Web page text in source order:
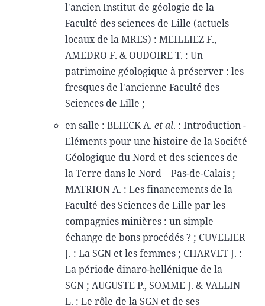
l'ancien Institut de géologie de la
Faculté des sciences de Lille (actuels
locaux de la MRES) : MEILLIEZ F.,
AMEDRO F. & OUDOIRE T. : Un
patrimoine géologique à préserver : les
fresques de l'ancienne Faculté des
Sciences de Lille ;
en salle : BLIECK A. et al. : Introduction -
Eléments pour une histoire de la Société
Géologique du Nord et des sciences de
la Terre dans le Nord – Pas-de-Calais ;
MATRION A. : Les financements de la
Faculté des Sciences de Lille par les
compagnies minières : un simple
échange de bons procédés ? ; CUVELIER
J. : La SGN et les femmes ; CHARVET J. :
La période dinaro-hellénique de la
SGN ; AUGUSTE P., SOMME J. & VALLIN
L. : Le rôle de la SGN et de ses